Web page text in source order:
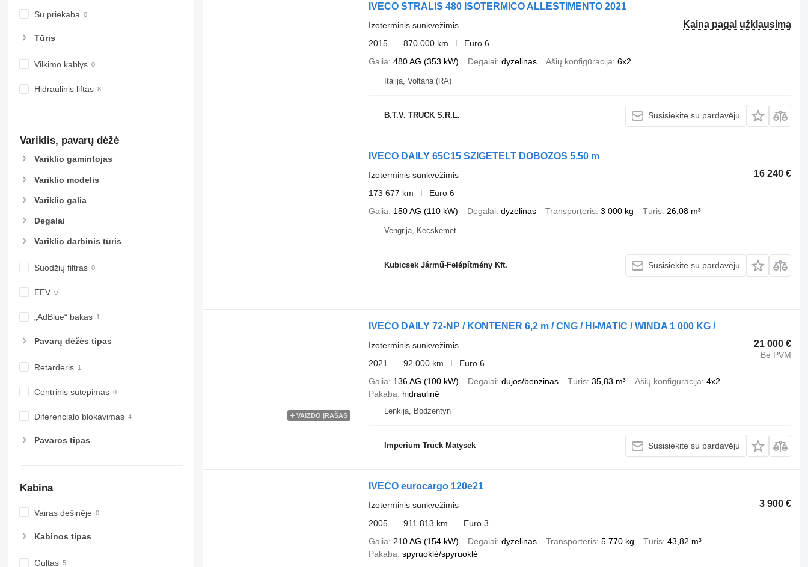
Su priekaba
Tūris
Vilkimo kablys
Hidraulinis liftas
Variklis, pavarų dėžė
Variklio gamintojas
Variklio modelis
Variklio galia
Degalai
Variklio darbinis tūris
Suodžių filtras
EEV
„AdBlue“ bakas
Pavarų dėžės tipas
Retarderis
Centrinis sutepimas
Diferencialo blokavimas
Pavaros tipas
Kabina
Vairas dešinėje
Kabinos tipas
Gultas
IVECO STRALIS 480 ISOTERMICO ALLESTIMENTO 2021
Kaina pagal užklausimą
Izoterminis sunkvežimis
2015
870 000 km
Euro 6
Galia 480 AG (353 kW) Degalai dyzelinas Ašių konfigūracija 6x2
Italija, Voltana (RA)
B.T.V. TRUCK S.R.L. Susisiekite su pardavėju
IVECO DAILY 65C15 SZIGETELT DOBOZOS 5.50 m
16 240 €
Izoterminis sunkvežimis
173 677 km
Euro 6
Galia
150 AG (110 kW) Degalai dyzelinas Transporteris 3 000 kg Tūris 26,08 m³
Vengrija, Kecskemet
Kubicsek Jármű-Felépítmény Kft. Susisiekite su pardavėju
VAIZDO ĮRAŠAS
IVECO DAILY 72-NP / KONTENER 6,2 m / CNG / HI-MATIC / WINDA 1 000 KG /
21 000 €
Be PVM
Izoterminis sunkvežimis
2021
92 000 km
Euro 6
Galia
136 AG (100 kW) Degalai dujos/benzinas Tūris 35,83 m³ Ašių konfigūracija 4x2
Pakaba
hidraulinė
Lenkija, Bodzentyn
Imperium Truck Matysek Susisiekite su pardavėju
IVECO eurocargo 120e21
3 900 €
Izoterminis sunkvežimis
2005
911 813 km
Euro 3
Galia
210 AG (154 kW) Degalai dyzelinas Transporteris 5 770 kg Tūris 43,82 m³
Pakaba spyruoklė/spyruoklė